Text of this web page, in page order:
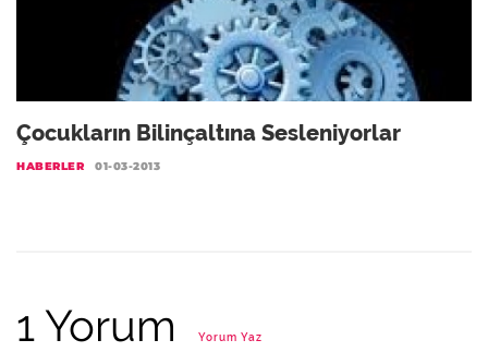
Çocukların Bilinçaltına Sesleniyorlar
HABERLER 01-03-2013
1 Yorum Yorum Yaz